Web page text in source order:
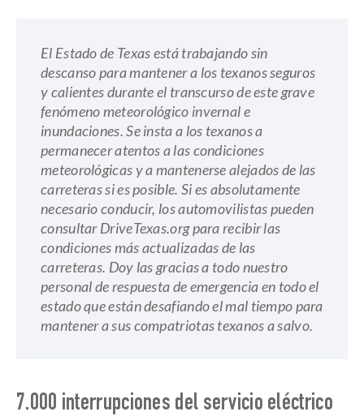
El Estado de Texas está trabajando sin
descanso para mantener a los texanos seguros
y calientes durante el transcurso de este grave
fenómeno meteorológico invernal e
inundaciones. Se insta a los texanos a
permanecer atentos a las condiciones
meteorológicas y a mantenerse alejados de las
carreteras si es posible. Si es absolutamente
necesario conducir, los automovilistas pueden
consultar DriveTexas.org para recibir las
condiciones más actualizadas de las
carreteras. Doy las gracias a todo nuestro
personal de respuesta de emergencia en todo el
estado que están desafiando el mal tiempo para
mantener a sus compatriotas texanos a salvo.
7.000 interrupciones del servicio eléctrico